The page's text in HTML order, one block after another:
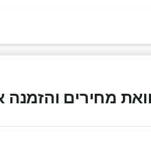
והזמנה